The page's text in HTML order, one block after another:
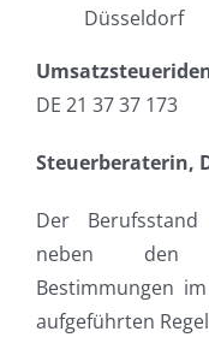
Düsseldorf
DE 21 37 37 173
Steuerberaterin,
Der
neben den
Bestimmungen
aufgeführten